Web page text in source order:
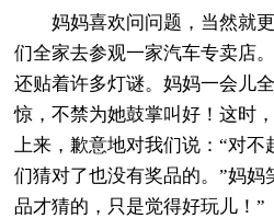
妈妈喜欢问问题，当然就更
们全家去参观一家汽车专卖店
还贴着许多灯谜。妈妈一会儿
惊，不禁为她鼓掌叫好！这时
上来，歉意地对我们说：“对
们猜对了也没有奖品的。”妈妈
品才猜的，只是觉得好玩儿！”